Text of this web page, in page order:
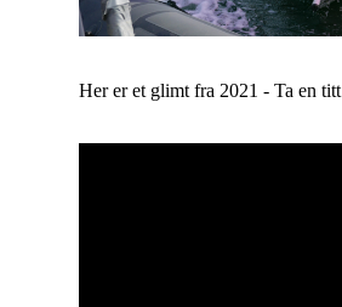
Her er et glimt fra 2021 - Ta en titt